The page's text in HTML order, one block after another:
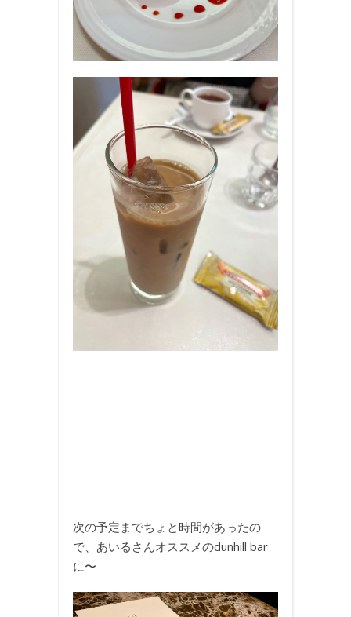
次の予定までちょと時間があったの
で、あいるさんオススメのdunhill bar
に〜